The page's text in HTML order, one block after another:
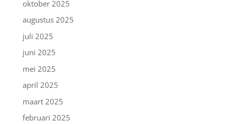
oktober 2025
augustus 2025
juli 2025
juni 2025
mei 2025
april 2025
maart 2025
februari 2025